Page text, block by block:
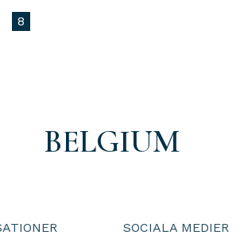
8
BELGIUM
SOCIALA MEDIER